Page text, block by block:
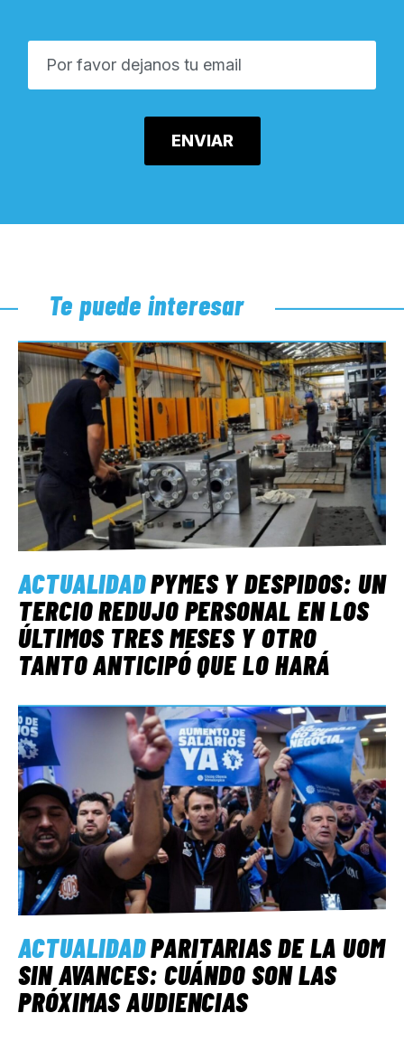
Te puede interesar
ACTUALIDADPYMES Y DESPIDOS: UN
TERCIO REDUJO PERSONAL EN LOS
ÚLTIMOS TRES MESES Y OTRO
TANTO ANTICIPÓ QUE LO HARÁ
ACTUALIDADPARITARIAS DE LA UOM
SIN AVANCES: CUÁNDO SON LAS
PRÓXIMAS AUDIENCIAS